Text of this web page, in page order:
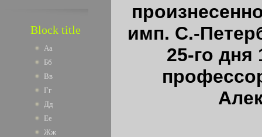
Block title
Аа
Бб
Вв
Гг
Дд
Ее
Жж
имп. С.-
25-го дня